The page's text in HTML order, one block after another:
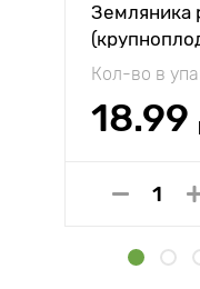
Земляника
Кол-во в
18.99